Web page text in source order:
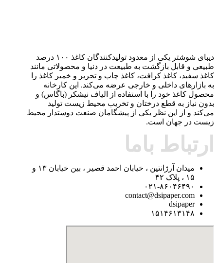
دیبای شوشتر یکی از معدود تولیدکنندگان کاغذ ۱۰۰ درصد
طبیعی و قابل بازگشت به طبیعت در دنیا و محصولاتی مانند
کاغذ سفید، کاغذ کرافت، کاغذ چاپ و تحریر و خمیر کاغذ را
به بازارهای داخلی و خارجی عرضه می‌کند. این کارخانه
محصول کاغذ خود را با استفاده از الیاف نیشکر (باگاس) و
بدون نیاز به قطع درختان و تخریب محیط زیست تولید
می‌کند و از این نظر یکی از پیشگامان صنعت دوستدار محیط
زیست در جهان است.
ارتباط باما
میدان آرژانتین ، خیابان احمد قصیر ، بین خیابان ۱۳ و
۱۵ ، پلاک ۴۲
۰۲۱-۸۶۰۴۶۴۹۰
contact@dsipaper.com
dsipaper
۱۵۱۴۶۱۳۱۴۸